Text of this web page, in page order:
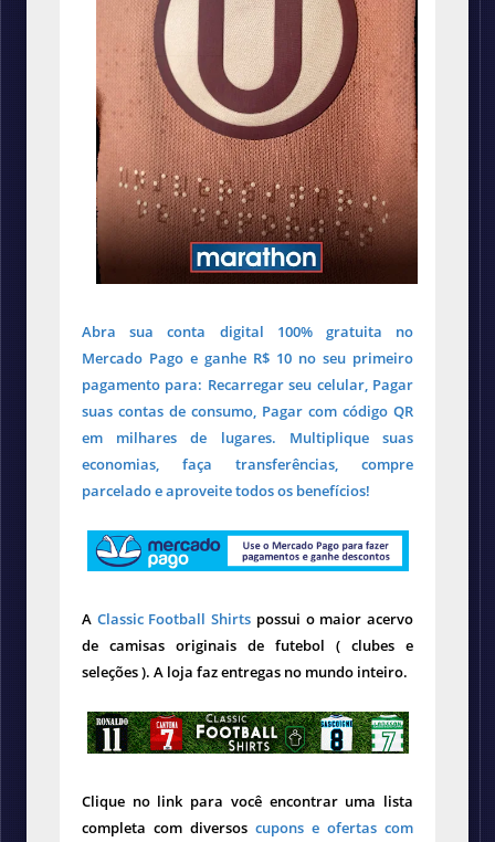
Abra sua conta digital 100% gratuita no
Mercado Pago e ganhe R$ 10 no seu primeiro
pagamento para: Recarregar seu celular, Pagar
suas contas de consumo, Pagar com código QR
em milhares de lugares. Multiplique suas
economias, faça transferências, compre
parcelado e aproveite todos os benefícios!
A Classic Football Shirts possui o maior acervo
de camisas originais de futebol ( clubes e
seleções ). A loja faz entregas no mundo inteiro.
Clique no link para você encontrar uma lista
completa com diversos cupons e ofertas com